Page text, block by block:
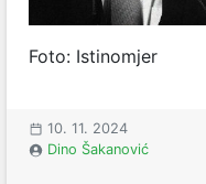
Foto: Istinomjer
10. 11. 2024
Dino Šakanović